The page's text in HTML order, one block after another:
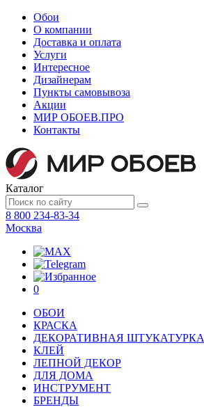
Обои
О компании
Доставка и оплата
Услуги
Интересное
Дизайнерам
Пункты самовывоза
Акции
МИР ОБОЕВ.ПРО
Контакты
Каталог
8 800 234-83-34
Москва
0
ОБОИ
КРАСКА
ДЕКОРАТИВНАЯ ШТУКАТУРКА
КЛЕЙ
ЛЕПНОЙ ДЕКОР
ДЛЯ ДОМА
ИНСТРУМЕНТ
БРЕНДЫ